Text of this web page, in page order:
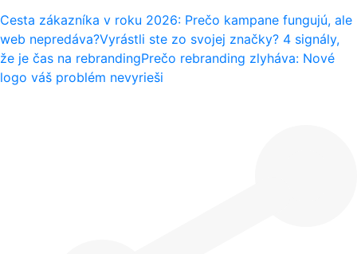
Cesta zákazníka v roku 2026: Prečo kampane fungujú, ale
web nepredáva?Vyrástli ste zo svojej značky? 4 signály,
že je čas na rebrandingPrečo rebranding zlyháva: Nové
logo váš problém nevyrieši